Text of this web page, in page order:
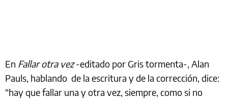
En Fallar otra vez-editado por Gris tormenta-, Alan
Pauls, hablando de la escritura y de la corrección, dice:
“hay que fallar una y otra vez, siempre, como si no